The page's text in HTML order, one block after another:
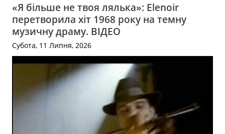
«Я більше не твоя лялька»: Elenoir
перетворила хіт 1968 року на темну
музичну драму. ВІДЕО
Субота, 11 Липня, 2026